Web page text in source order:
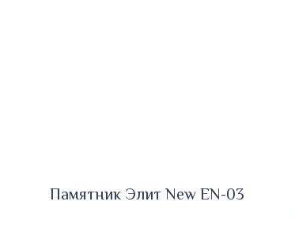
Памятник Элит New EN-03